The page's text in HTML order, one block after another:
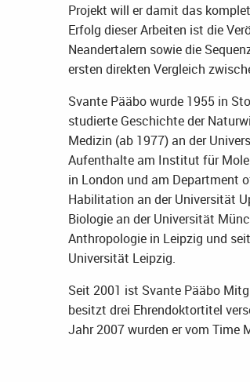
Projekt will er damit das
Erfolg dieser Arbeiten ist die
Neandertalern sowie die
ersten direkten Vergleich
Svante Pääbo wurde 1955 in
studierte Geschichte der
Medizin (ab 1977) an der
Aufenthalte am Institut für
in London und am Department
Habilitation an der Universität
Biologie an der Universität
Anthropologie in Leipzig und
Universität Leipzig.
Seit 2001 ist Svante Pääbo
besitzt drei Ehrendoktortitel
Jahr 2007 wurden er vom Time